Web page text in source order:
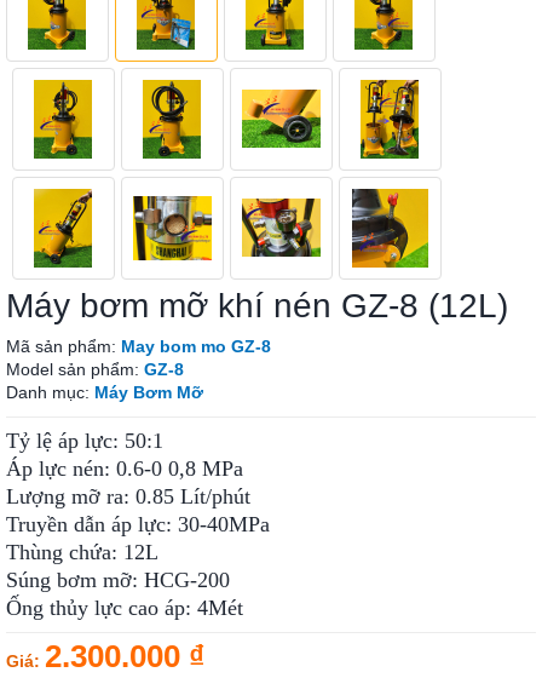
Máy bơm mỡ khí nén GZ-8 (12L)
Mã sản phẩm: May bom mo GZ-8
Model sản phẩm: GZ-8
Danh mục: Máy Bơm Mỡ
Tỷ lệ áp lực: 50:1
Áp lực nén: 0.6-0 0,8 MPa
Lượng mỡ ra: 0.85 Lít/phút
Truyền dẫn áp lực: 30-40MPa
Thùng chứa: 12L
Súng bơm mỡ: HCG-200
Ống thủy lực cao áp: 4Mét
Giá: 2.300.000 ₫